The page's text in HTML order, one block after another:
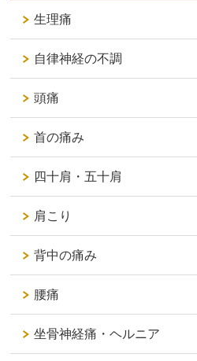
生理痛
自律神経の不調
頭痛
首の痛み
四十肩・五十肩
肩こり
背中の痛み
腰痛
坐骨神経痛・ヘルニア